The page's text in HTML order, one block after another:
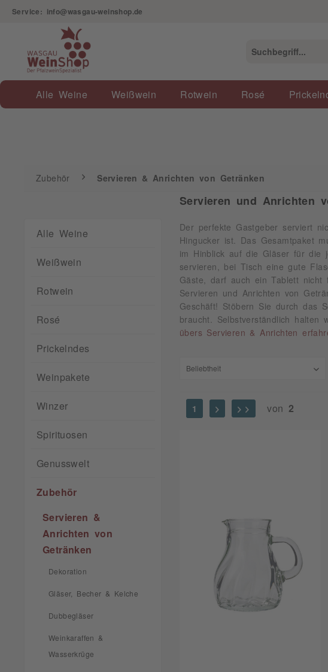
Service: info@wasgau-weinshop.de
Alle Weine Weißwein Rotwein Rosé
Zubehör Servieren & Anrichten von Getränken
Zubehör Servieren & Anrichten von Getränken
Alle Weine
Weißwein
Rotwein
Rosé
Prickelndes
Weinpakete
Winzer
Spirituosen
Genusswelt
Zubehör
Servieren &
Anrichten von
Getränken
Dekoration
Gläser, Becher & Kelche
Dubbegläser
Weinkaraffen &
Wasserkrüge
Servieren und Anrichten
Der perfekte Gastgeber serviert
Hingucker ist. Das Gesamtpaket
im Hinblick auf die Gläser für die
servieren, bei Tisch eine gute
Gäste, darf auch ein Tablett nicht
Servieren und Anrichten von
Geschäft! Stöbern Sie durch das
braucht. Selbstverständlich
übers Servieren & Anrichten
1 von 2